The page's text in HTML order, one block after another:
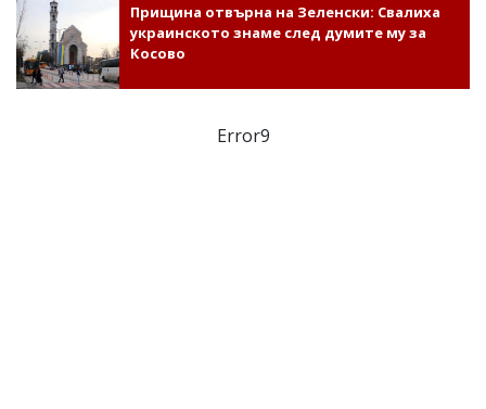
Прищина отвърна на Зеленски: Свалиха
украинското знаме след думите му за
Косово
Error9